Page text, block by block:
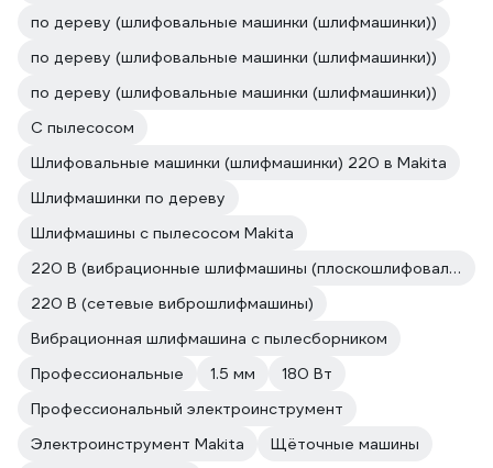
по дереву (шлифовальные машинки (шлифмашинки))
по дереву (шлифовальные машинки (шлифмашинки))
по дереву (шлифовальные машинки (шлифмашинки))
С пылесосом
Шлифовальные машинки (шлифмашинки) 220 в Makita
Шлифмашинки по дереву
Шлифмашины с пылесосом Makita
220 В (вибрационные шлифмашины (плоскошлифовальные))
220 В (сетевые виброшлифмашины)
Вибрационная шлифмашина с пылесборником
Профессиональные
1.5 мм
180 Вт
Профессиональный электроинструмент
Электроинструмент Makita
Щёточные машины